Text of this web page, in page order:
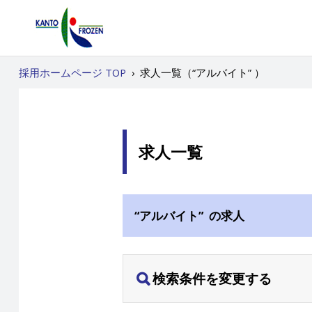
採用ホームページ TOP › 求人一覧（“アルバイト” ）
求人一覧
“アルバイト” の求人
検索条件を変更する